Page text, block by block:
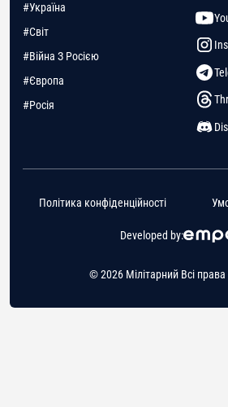
#Україна
#Світ
#Війна З Росією
#Європа
#Росія
© 2026 Мілітарний Всі права
Developed by:
Політика конфіденційності